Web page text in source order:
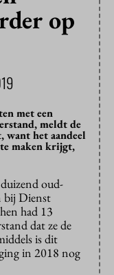
op
met een
meldt de
het aandeel
maken krijgt,
oud-
bij Dienst
had 13
dat ze de
is dit
in 2018 nog